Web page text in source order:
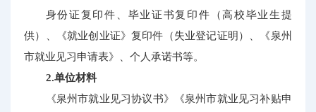
身份证复印件、毕业证书复印件（高校毕业生提
供）、《就业创业证》复印件（失业登记证明）、《泉州
市就业见习申请表》、个人承诺书等。
2.单位材料
《泉州市就业见习协议书》《泉州市就业见习补贴申